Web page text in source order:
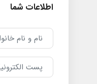
اطلاعات شما